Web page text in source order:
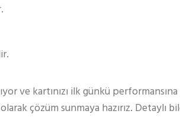
ve kartınızı ilk günkü
çözüm sunmaya hazırız. Detaylı